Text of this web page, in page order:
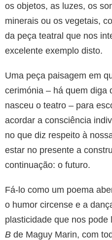
os objetos, as luzes, os
minerais ou os vegetais,
da peça teatral que nos
excelente exemplo disto.
Uma peça paisagem em
cerimónia – há quem diga
nasceu o teatro – para
acordar a consciência
no que diz respeito à
estar no presente a
continuação: o futuro.
Fá-lo como um poema
o humor circense e a
plasticidade que nos pode
B de Maguy Marin, com